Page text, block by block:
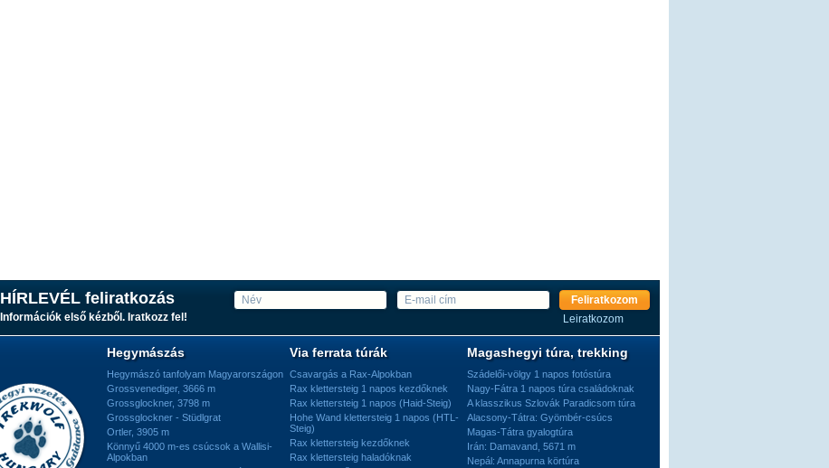
HÍRLEVÉL feliratkozás
Információk első kézből. Iratkozz fel!
Feliratkozom
Leiratkozom
Hegymászás
Hegymászó tanfolyam Magyarországon
Grossvenediger, 3666 m
Grossglockner, 3798 m
Grossglockner - Stüdlgrat
Ortler, 3905 m
Könnyű 4000 m-es csúcsok a Wallisi-
Alpokban
Via ferrata túrák
Csavargás a Rax-Alpokban
Rax klettersteig 1 napos kezdőknek
Rax klettersteig 1 napos (Haid-Steig)
Hohe Wand klettersteig 1 napos (HTL-
Steig)
Rax klettersteig kezdőknek
Rax klettersteig haladóknak
Magashegyi túra, trekking
Szádelői-völgy 1 napos fotóstúra
Nagy-Fátra 1 napos túra családoknak
A klasszikus Szlovák Paradicsom túra
Alacsony-Tátra: Gyömbér-csúcs
Magas-Tátra gyalogtúra
Irán: Damavand, 5671 m
Nepál: Annapurna körtúra